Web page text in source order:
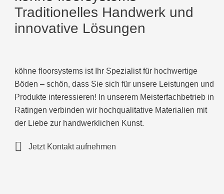
Traditionelles Handwerk und
innovative Lösungen
köhne floorsystems ist Ihr Spezialist für hochwertige
Böden – schön, dass Sie sich für unsere Leistungen und
Produkte interessieren! In unserem Meisterfachbetrieb in
Ratingen verbinden wir hochqualitative Materialien mit
der Liebe zur handwerklichen Kunst.
Jetzt Kontakt aufnehmen